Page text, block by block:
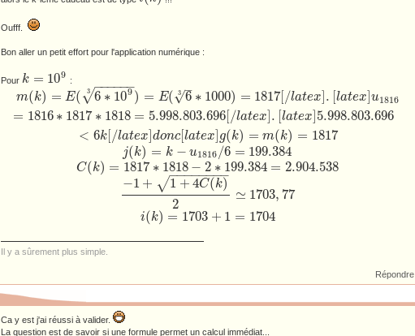
Oufff.
Bon aller un petit effort pour l'application numérique :
Pour k = 109
k= 109 :
m(k) = E( 6 ∗ 109
− −
−−−−
√
3 ) = E( 6
–
√
3 ∗ 1000) = 1817[ /latex . [latex ]u1816
= 1816 ∗ 1817 ∗ 1818 = 5.998.803.696 /latex . latex 5.998.803.696
< 6k[ /latex donc[ latex g(k) = m(k) = 1817
( 6 ∗ )=E( 3∗1000 )=1817 ex]. latex 1816=1816 1817 ∗1818 =5. 998. 803. 696 la
j(k) = k − u1816 /6 = 199.384
j k)=k− u1816/6 =199.384
C(k) = 1817 ∗ 1818 − 2 ∗ 199.384 = 2.904.538
C(k)= 1817∗1818− 2∗ 199.384=2.904.538
−1 + 1 + 4C(k)
− −
−−−−−−
√
2
≃ 1703, 77
−1+1+4C(k)2≃1703,77
i(k) = 1703 + 1 = 1704
i(k )=1703 +1= 1704
Il y a sûrement plus simple.
Répondre
Ca y est j'ai réussi à valider.
La question est de savoir si une formule permet un calcul immédiat...